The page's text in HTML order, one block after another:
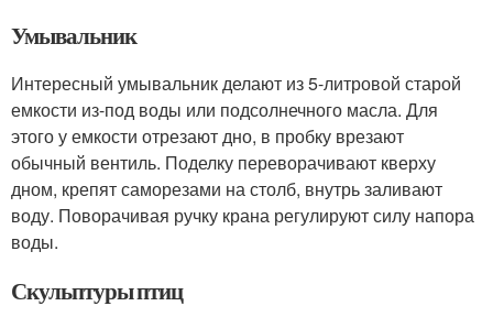
Умывальник
Интересный умывальник делают из 5-литровой старой
емкости из-под воды или подсолнечного масла. Для
этого у емкости отрезают дно, в пробку врезают
обычный вентиль. Поделку переворачивают кверху
дном, крепят саморезами на столб, внутрь заливают
воду. Поворачивая ручку крана регулируют силу напора
воды.
Скульптуры птиц